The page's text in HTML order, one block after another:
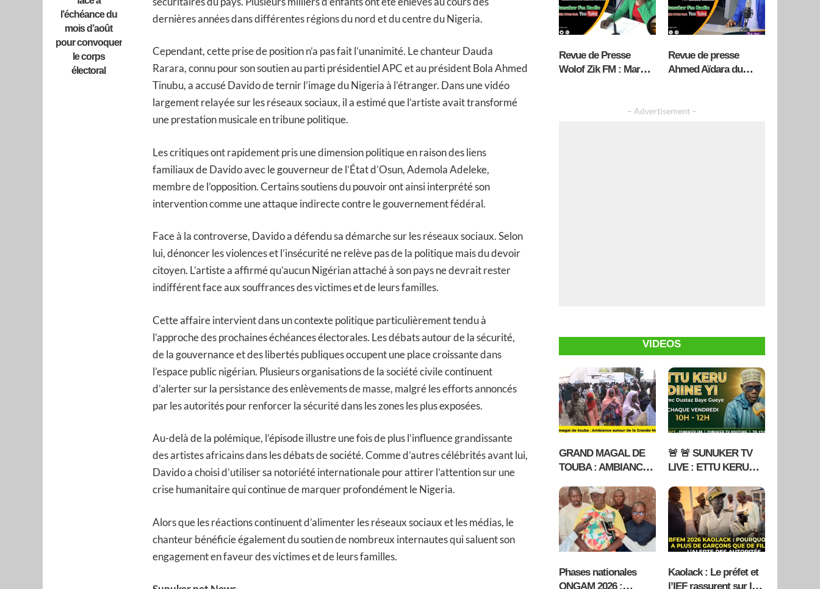
l’échéance du
mois d’août
pour convoquer
le corps
électoral
dernières années dans différentes régions du nord et du centre du Nigeria.
Cependant, cette prise de position n’a pas fait l’unanimité. Le chanteur Dauda
Rarara, connu pour son soutien au parti présidentiel APC et au président Bola Ahmed
Tinubu, a accusé Davido de ternir l’image du Nigeria à l’étranger. Dans une vidéo
largement relayée sur les réseaux sociaux, il a estimé que l’artiste avait transformé
une prestation musicale en tribune politique.
Les critiques ont rapidement pris une dimension politique en raison des liens
familiaux de Davido avec le gouverneur de l’État d’Osun, Ademola Adeleke,
membre de l’opposition. Certains soutiens du pouvoir ont ainsi interprété son
intervention comme une attaque indirecte contre le gouvernement fédéral.
Face à la controverse, Davido a défendu sa démarche sur les réseaux sociaux. Selon
lui, dénoncer les violences et l’insécurité ne relève pas de la politique mais du devoir
citoyen. L’artiste a affirmé qu’aucun Nigérian attaché à son pays ne devrait rester
indifférent face aux souffrances des victimes et de leurs familles.
Cette affaire intervient dans un contexte politique particulièrement tendu à
l’approche des prochaines échéances électorales. Les débats autour de la sécurité,
de la gouvernance et des libertés publiques occupent une place croissante dans
l’espace public nigérian. Plusieurs organisations de la société civile continuent
d’alerter sur la persistance des enlèvements de masse, malgré les efforts annoncés
par les autorités pour renforcer la sécurité dans les zones les plus exposées.
Au-delà de la polémique, l’épisode illustre une fois de plus l’influence grandissante
des artistes africains dans les débats de société. Comme d’autres célébrités avant lui,
Davido a choisi d’utiliser sa notoriété internationale pour attirer l’attention sur une
crise humanitaire qui continue de marquer profondément le Nigeria.
Alors que les réactions continuent d’alimenter les réseaux sociaux et les médias, le
chanteur bénéficie également du soutien de nombreux internautes qui saluent son
engagement en faveur des victimes et de leurs familles.
KAOLACK
Revue de Presse
Wolof Zik FM : Mardi
Revue de presse
Ahmed Aïdara du
– Advertisement –
VIDEOS
GRAND MAGAL DE
TOUBA : AMBIANCE
GRANDE MOSQUEE
🚨 🚨 SUNUKER TV
LIVE : ETTU KERU
2026 AVEC OUSTAZ
BAYE GUEYE
Phases nationales
ONGAM 2026 :
Kaolack : Le préfet et
l’IEF rassurent sur le